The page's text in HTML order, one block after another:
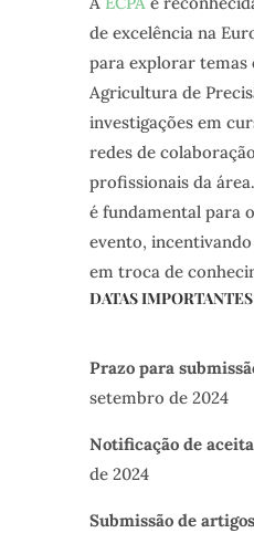
de excelência na
para explorar temas
Agricultura de
investigações em
redes de
profissionais da
é fundamental para
evento,
em troca de
DATAS IMPORTANTES
Prazo para
setembro de 2024
Notificação de
de 2024
Submissão de